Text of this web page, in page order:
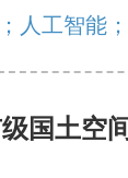
人工智能
国土空